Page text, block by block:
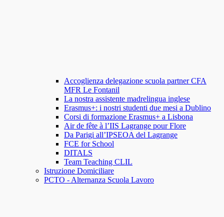
Accoglienza delegazione scuola partner CFA
MFR Le Fontanil
La nostra assistente madrelingua inglese
Erasmus+: i nostri studenti due mesi a Dublino
Corsi di formazione Erasmus+ a Lisbona
Air de fête à l’IIS Lagrange pour Flore
Da Parigi all’IPSEOA del Lagrange
FCE for School
DITALS
Team Teaching CLIL
Istruzione Domiciliare
PCTO - Alternanza Scuola Lavoro